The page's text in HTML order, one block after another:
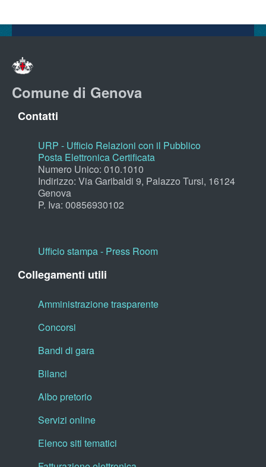
Comune di Genova
Contatti
URP - Ufficio Relazioni con il Pubblico
Posta Elettronica Certificata
Numero Unico: 010.1010
Indirizzo: Via Garibaldi 9, Palazzo Tursi, 16124
Genova
P. Iva: 00856930102
Ufficio stampa - Press Room
Collegamenti utili
Amministrazione trasparente
Concorsi
Bandi di gara
Bilanci
Albo pretorio
Servizi online
Elenco siti tematici